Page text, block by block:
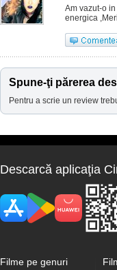
Am vazut-o
energica
Spune-ţi părerea
Pentru a scrie un review
Descarcă aplicaţia
Filme pe genuri